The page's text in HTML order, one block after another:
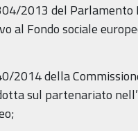
2013 del Parlamento
al Fondo sociale
2014 della
sul partenariato